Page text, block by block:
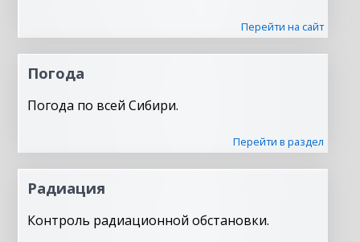
Перейти на сайт
Погода
Погода по всей Сибири.
Перейти в раздел
Радиация
Контроль радиационной обстановки.